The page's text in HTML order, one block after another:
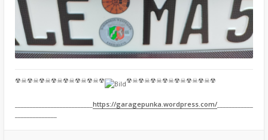
☢☠☢☠☢☠☢☠☢☠☢☠☢☠☢ ☢☠☢☠☢☠☢☠☢☠☢☠☢☠☢
https://garagepunka.wordpress.com/